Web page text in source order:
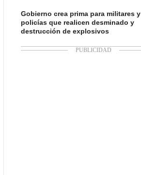
Gobierno crea prima para militares y
policías que realicen desminado y
destrucción de explosivos